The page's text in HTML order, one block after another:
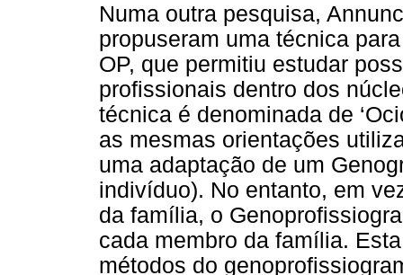
Numa outra pesquisa,
propuseram uma técnica
OP, que permitiu estudar
profissionais dentro dos
técnica é denominada de
as mesmas orientações
uma adaptação de um
indivíduo). No entanto, em
da família, o
cada membro da família.
métodos do